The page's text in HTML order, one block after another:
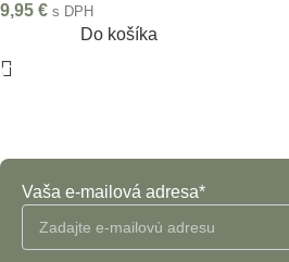
9,95 € s DPH
Do košíka
Odoberať newsletter
Vaša e-mailová adresa*